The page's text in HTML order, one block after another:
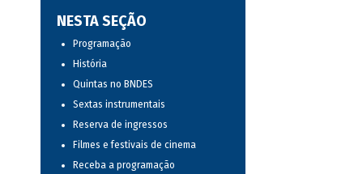
NESTA SEÇÃO
Programação
História
Quintas no BNDES
Sextas instrumentais
Reserva de ingressos
Filmes e festivais de cinema
Receba a programação